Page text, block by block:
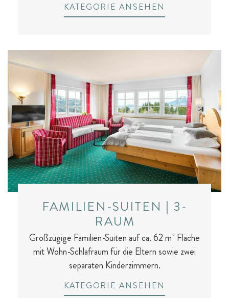
KATEGORIE ANSEHEN
FAMILIEN-SUITEN | 3-
RAUM
Großzügige Familien-Suiten auf ca. 62 m² Fläche
mit Wohn-Schlafraum für die Eltern sowie zwei
separaten Kinderzimmern.
KATEGORIE ANSEHEN